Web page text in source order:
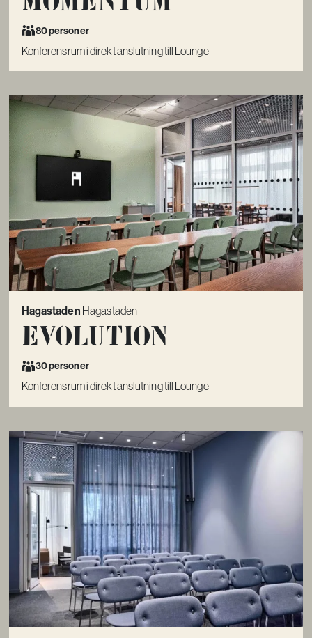
80 personer
Konferensrum i direkt anslutning till Lounge
Hagastaden Hagastaden
Evolution
30 personer
Konferensrum i direkt anslutning till Lounge